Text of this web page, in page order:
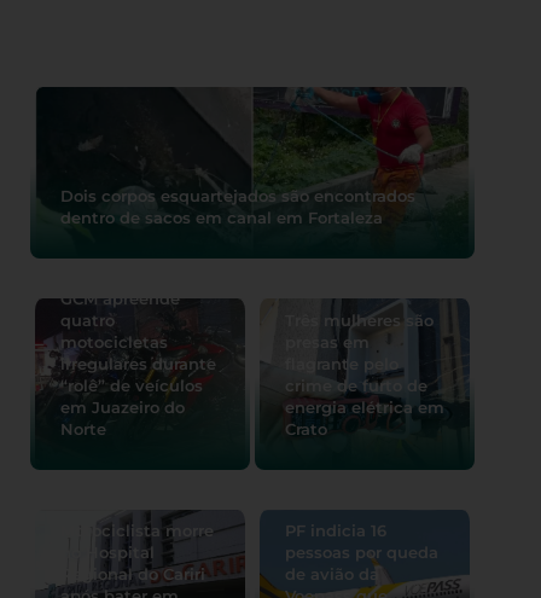
Dois corpos esquartejados são encontrados
dentro de sacos em canal em Fortaleza
GCM apreende
quatro
motocicletas
irregulares durante
“rolê” de veículos
em Juazeiro do
Norte
Três mulheres são
presas em
flagrante pelo
crime de furto de
energia elétrica em
Crato
Motociclista morre
no Hospital
Regional do Cariri
PF indicia 16
pessoas por queda
de avião da